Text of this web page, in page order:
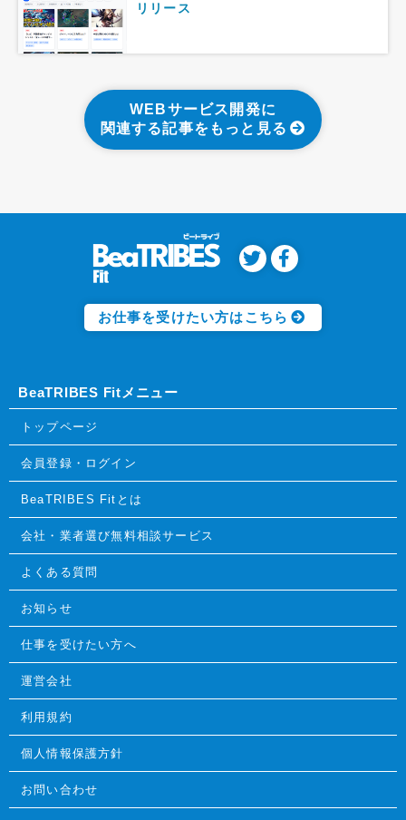
リリース
WEBサービス開発に
関連する記事をもっと見る
お仕事を受けたい方はこちら
BeaTRIBES Fitメニュー
トップページ
会員登録・ログイン
BeaTRIBES Fitとは
会社・業者選び無料相談サービス
よくある質問
お知らせ
仕事を受けたい方へ
運営会社
利用規約
個人情報保護方針
お問い合わせ